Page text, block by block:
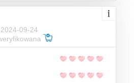
09-24